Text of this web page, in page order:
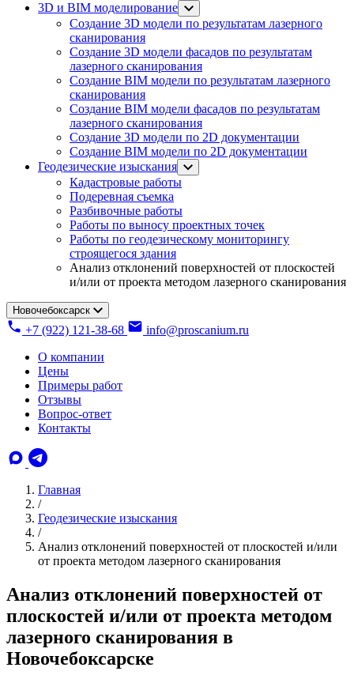
3D и BIM моделирование
Создание 3D модели по результатам лазерного
сканирования
Создание 3D модели фасадов по результатам
лазерного сканирования
Создание BIM модели по результатам лазерного
сканирования
Создание BIM модели фасадов по результатам
лазерного сканирования
Создание 3D модели по 2D документации
Создание BIM модели по 2D документации
Геодезические изыскания
Кадастровые работы
Подеревная съемка
Разбивочные работы
Работы по выносу проектных точек
Работы по геодезическому мониторингу
строящегося здания
Анализ отклонений поверхностей от плоскостей
и/или от проекта методом лазерного сканирования
Новочебоксарск
+7 (922) 121-38-68
info@proscanium.ru
О компании
Цены
Примеры работ
Отзывы
Вопрос-ответ
Контакты
Главная
/
Геодезические изыскания
/
Анализ отклонений поверхностей от плоскостей и/или
от проекта методом лазерного сканирования
Анализ отклонений поверхностей от
плоскостей и/или от проекта методом
лазерного сканирования в
Новочебоксарске